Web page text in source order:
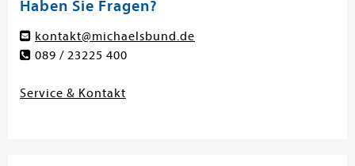
Haben Sie Fragen?
kontakt@michaelsbund.de
089 / 23225 400
Service & Kontakt